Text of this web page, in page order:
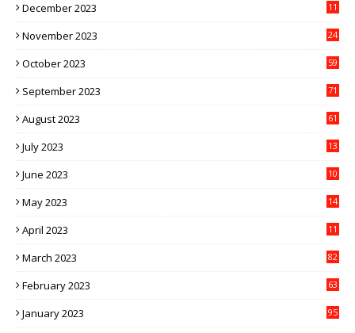
December 2023 11
November 2023 24
October 2023 59
September 2023 71
August 2023 61
July 2023
13
June 2023
10
May 2023
14
April 2023
11
March 2023 82
February 2023 63
January 2023 95